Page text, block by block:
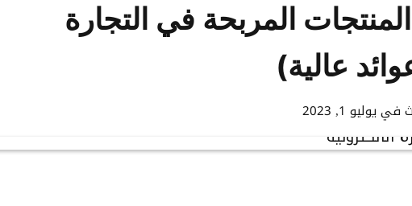
المربحة في التجارة
عالية)
في يوليو 1, 2023